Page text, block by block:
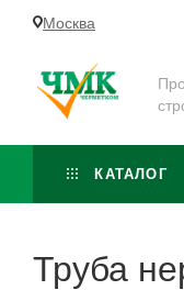
Москва
КАТАЛОГ
Труба